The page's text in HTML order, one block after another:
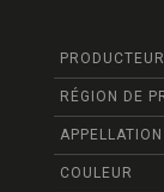
PRODUCTEUR
RÉGION DE
APPELLATION
COULEUR